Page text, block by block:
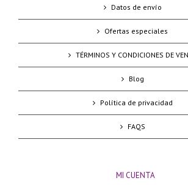
Datos de envío
Ofertas especiales
TÉRMINOS Y CONDICIONES DE
Blog
Política de privacidad
FAQS
MI CUENTA